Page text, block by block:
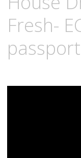
Fresh-
passport